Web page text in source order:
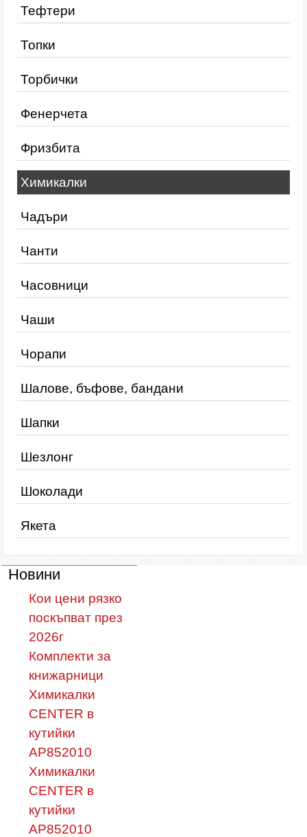
Тефтери
Топки
Торбички
Фенерчета
Фризбита
Химикалки
Чадъри
Чанти
Часовници
Чаши
Чорапи
Шалове, бъфове, бандани
Шапки
Шезлонг
Шоколади
Якета
Новини
Кои цени рязко
поскъпват през
2026г
Комплекти за
книжарници
Химикалки
CENTER в
кутийки
AP852010
Химикалки
CENTER в
кутийки
AP852010